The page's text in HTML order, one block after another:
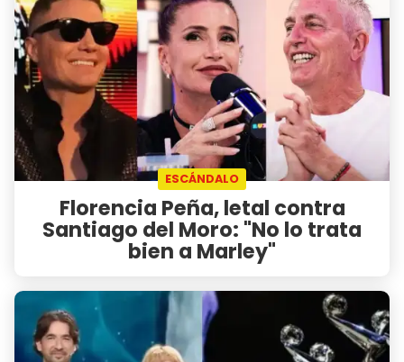
ESCÁNDALO
Florencia Peña, letal contra
Santiago del Moro: "No lo trata
bien a Marley"